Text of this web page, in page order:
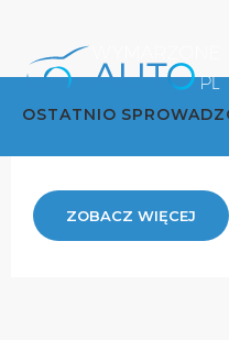
OSTATNIO
ZOBACZ WIĘCEJ